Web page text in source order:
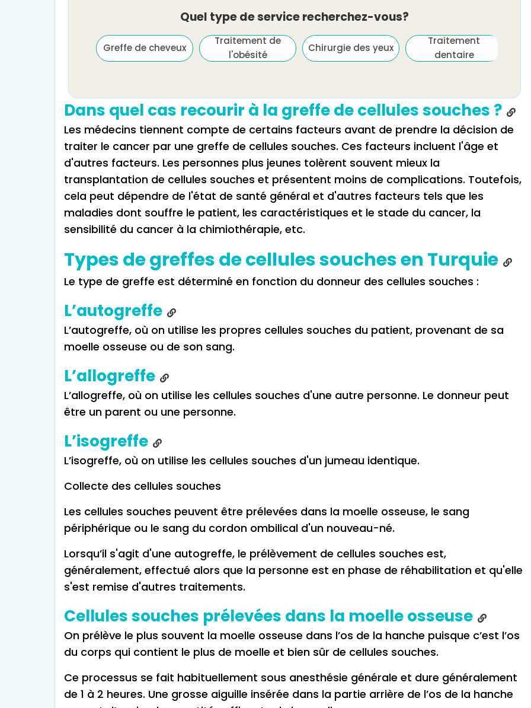
Quel type de service recherchez-vous?
Greffe de cheveux
Traitement de
l'obésité
Chirurgie des yeux
Traitement
dentaire
Dans quel cas recourir à la greffe de cellules souches ?
Les médecins tiennent compte de certains facteurs avant de prendre la décision de
traiter le cancer par une greffe de cellules souches. Ces facteurs incluent l'âge et
d'autres facteurs. Les personnes plus jeunes tolèrent souvent mieux la
transplantation de cellules souches et présentent moins de complications. Toutefois,
cela peut dépendre de l'état de santé général et d'autres facteurs tels que les
maladies dont souffre le patient, les caractéristiques et le stade du cancer, la
sensibilité du cancer à la chimiothérapie, etc.
Types de greffes de cellules souches en Turquie
Le type de greffe est déterminé en fonction du donneur des cellules souches :
L’autogreffe
L’autogreffe, où on utilise les propres cellules souches du patient, provenant de sa
moelle osseuse ou de son sang.
L’allogreffe
L’allogreffe, où on utilise les cellules souches d'une autre personne. Le donneur peut
être un parent ou une personne.
L’isogreffe
L’isogreffe, où on utilise les cellules souches d'un jumeau identique.
Collecte des cellules souches
Les cellules souches peuvent être prélevées dans la moelle osseuse, le sang
périphérique ou le sang du cordon ombilical d'un nouveau-né.
Lorsqu’il s'agit d'une autogreffe, le prélèvement de cellules souches est,
généralement, effectué alors que la personne est en phase de réhabilitation et qu'elle
s'est remise d'autres traitements.
Cellules souches prélevées dans la moelle osseuse
On prélève le plus souvent la moelle osseuse dans l’os de la hanche puisque c’est l’os
du corps qui contient le plus de moelle et bien sûr de cellules souches.
Ce processus se fait habituellement sous anesthésie générale et dure généralement
de 1 à 2 heures. Une grosse aiguille insérée dans la partie arrière de l’os de la hanche